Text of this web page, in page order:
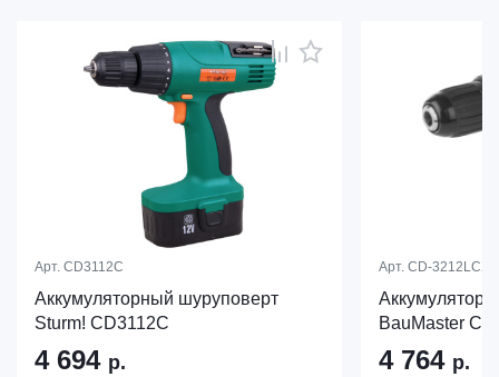
Арт. CD3112C
Аккумуляторный шуруповерт
Sturm! CD3112C
4 694 р.
Арт. CD-3212LCX
BauMaster
4 764 р.